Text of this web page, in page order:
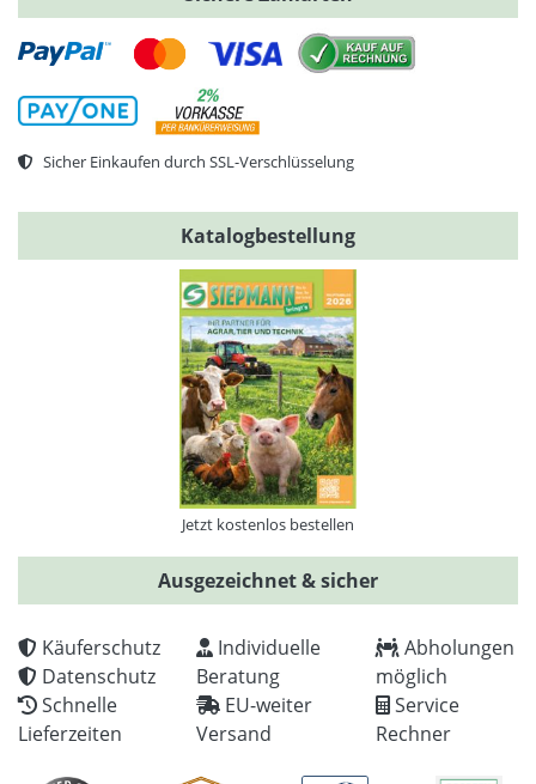
Sicher Einkaufen durch SSL-Verschlüsselung
Katalogbestellung
Jetzt kostenlos bestellen
Ausgezeichnet & sicher
Käuferschutz
Datenschutz
Schnelle
Lieferzeiten
Individuelle
Beratung
EU-weiter
Versand
Abholungen
möglich
Service
Rechner